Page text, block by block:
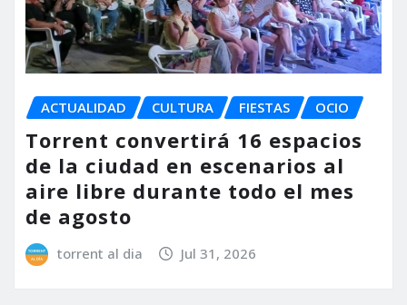
ACTUALIDAD CULTURA FIESTAS OCIO
Torrent convertirá 16 espacios
de la ciudad en escenarios al
aire libre durante todo el mes
de agosto
torrent al dia Jul 31, 2026